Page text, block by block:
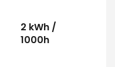
2 kWh /
1000h